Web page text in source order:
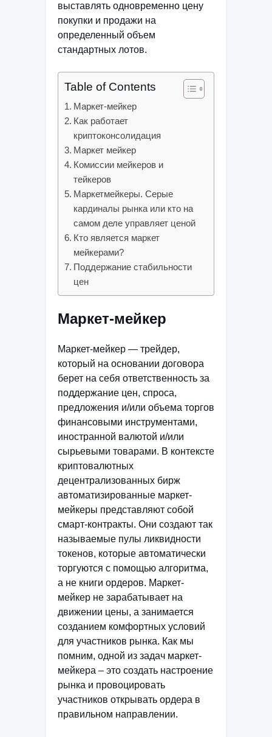
выставлять одновременно цену
покупки и продажи на
определенный объем
стандартных лотов.
Table of Contents
Маркет-мейкер
Как работает
криптоконсолидация
Маркет мейкер
Комиссии мейкеров и
тейкеров
Маркетмейкеры. Серые
кардиналы рынка или кто на
самом деле управляет ценой
Кто является маркет
мейкерами?
Поддержание стабильности
цен
Маркет-мейкер
Маркет-мейкер — трейдер,
который на основании договора
берет на себя ответственность за
поддержание цен, спроса,
предложения и/или объема торгов
финансовыми инструментами,
иностранной валютой и/или
сырьевыми товарами. В контексте
криптовалютных
децентрализованных бирж
автоматизированные маркет-
мейкеры представляют собой
смарт-контракты. Они создают так
называемые пулы ликвидности
токенов, которые автоматически
торгуются с помощью алгоритма,
а не книги ордеров. Маркет-
мейкер не зарабатывает на
движении цены, а занимается
созданием комфортных условий
для участников рынка. Как мы
помним, одной из задач маркет-
мейкера – это создать настроение
рынка и провоцировать
участников открывать ордера в
правильном направлении.